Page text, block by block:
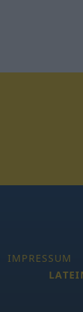
IMPRESSUM